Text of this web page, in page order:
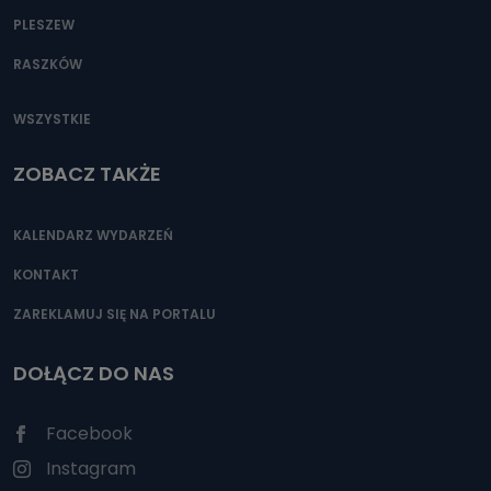
PLESZEW
RASZKÓW
WSZYSTKIE
ZOBACZ TAKŻE
KALENDARZ WYDARZEŃ
KONTAKT
ZAREKLAMUJ SIĘ NA PORTALU
DOŁĄCZ DO NAS
Facebook
Instagram